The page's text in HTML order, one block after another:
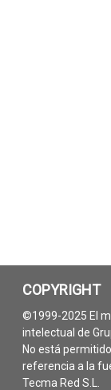
COPYRIGHT
©1999-2025 El
intelectual de
No está
referencia a la
Tecma Red S.L.